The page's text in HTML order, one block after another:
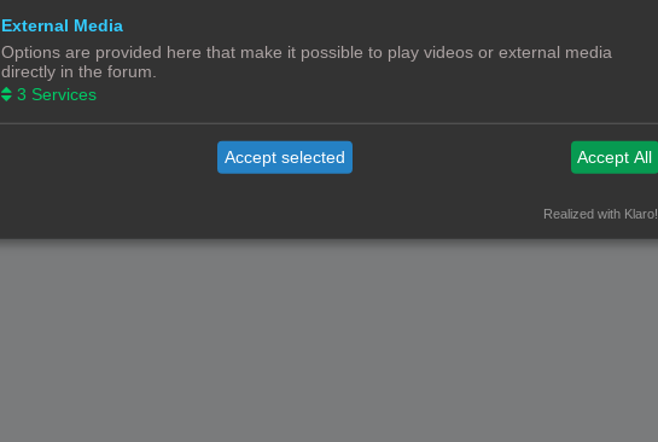
External Media
Options are provided here that make it possible to play videos or external media
directly in the forum.
3 Services
Accept selected Accept All
Realized with Klaro!